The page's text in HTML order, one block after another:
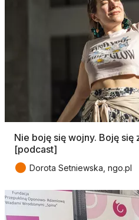
Nie boję się wojny. Boję
[podcast]
● Dorota Setniewska, ngo.pl